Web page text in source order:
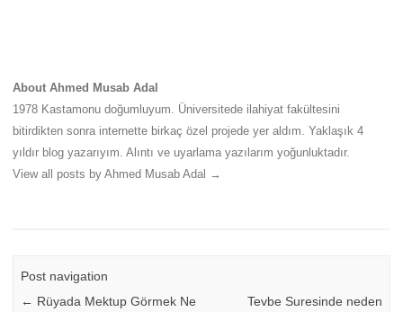
About Ahmed Musab Adal
1978 Kastamonu doğumluyum. Üniversitede ilahiyat fakültesini
bitirdikten sonra internette birkaç özel projede yer aldım. Yaklaşık 4
yıldır blog yazarıyım. Alıntı ve uyarlama yazılarım yoğunluktadır.
View all posts by Ahmed Musab Adal →
Post navigation
← Rüyada Mektup Görmek Ne
Tevbe Suresinde neden